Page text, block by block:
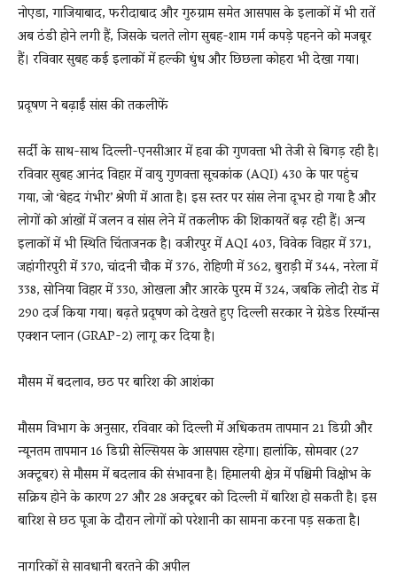
नोएडा, गाजियाबाद, फरीदाबाद और गुरुग्राम समेत आसपास के इलाकों में भी रातें
अब ठंडी होने लगी हैं, जिसके चलते लोग सुबह-शाम गर्म कपड़े पहनने को मजबूर
हैं। रविवार सुबह कई इलाकों में हल्की धुंध और छिछला कोहरा भी देखा गया।
प्रदूषण ने बढ़ाईं सांस की तकलीफें
सर्दी के साथ-साथ दिल्ली-एनसीआर में हवा की गुणवत्ता भी तेजी से बिगड़ रही है।
रविवार सुबह आनंद विहार में वायु गुणवत्ता सूचकांक (AQI) 430 के पार पहुंच
गया, जो ‘बेहद गंभीर’ श्रेणी में आता है। इस स्तर पर सांस लेना दूभर हो गया है और
लोगों को आंखों में जलन व सांस लेने में तकलीफ की शिकायतें बढ़ रही हैं। अन्य
इलाकों में भी स्थिति चिंताजनक है। वजीरपुर में AQI 403, विवेक विहार में 371,
जहांगीरपुरी में 370, चांदनी चौक में 376, रोहिणी में 362, बुराड़ी में 344, नरेला में
338, सोनिया विहार में 330, ओखला और आरके पुरम में 324, जबकि लोदी रोड में
290 दर्ज किया गया। बढ़ते प्रदूषण को देखते हुए दिल्ली सरकार ने ग्रेडेड रिस्पॉन्स
एक्शन प्लान (GRAP-2) लागू कर दिया है।
मौसम में बदलाव, छठ पर बारिश की आशंका
मौसम विभाग के अनुसार, रविवार को दिल्ली में अधिकतम तापमान 21 डिग्री और
न्यूनतम तापमान 16 डिग्री सेल्सियस के आसपास रहेगा। हालांकि, सोमवार (27
अक्टूबर) से मौसम में बदलाव की संभावना है। हिमालयी क्षेत्र में पश्चिमी विक्षोभ के
सक्रिय होने के कारण 27 और 28 अक्टूबर को दिल्ली में बारिश हो सकती है। इस
बारिश से छठ पूजा के दौरान लोगों को परेशानी का सामना करना पड़ सकता है।
नागरिकों से सावधानी बरतने की अपील